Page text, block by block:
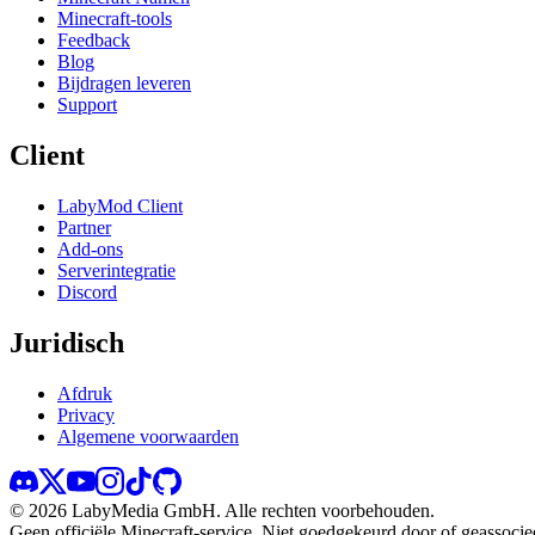
Minecraft-tools
Feedback
Blog
Bijdragen leveren
Support
Client
LabyMod Client
Partner
Add-ons
Serverintegratie
Discord
Juridisch
Afdruk
Privacy
Algemene voorwaarden
© 2026 LabyMedia GmbH. Alle rechten voorbehouden.